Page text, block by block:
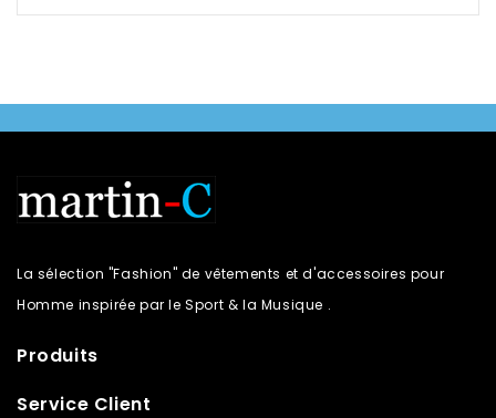
La sélection "Fashion" de vêtements et d'accessoires pour
Homme inspirée par le Sport & la Musique .
Produits
Service Client